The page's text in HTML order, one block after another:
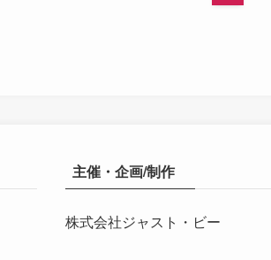
主催・企画/制作
株式会社ジャスト・ビー